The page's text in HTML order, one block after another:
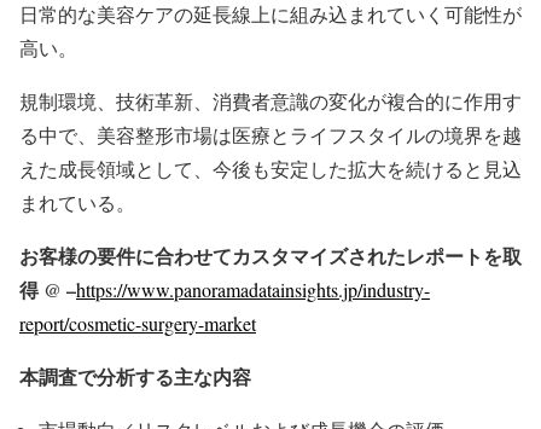
日常的な美容ケアの延長線上に組み込まれていく可能性が
高い。
規制環境、技術革新、消費者意識の変化が複合的に作用す
る中で、美容整形市場は医療とライフスタイルの境界を越
えた成長領域として、今後も安定した拡大を続けると見込
まれている。
お客様の要件に合わせてカスタマイズされたレポートを取
得 @ –https://www.panoramadatainsights.jp/industry-
report/cosmetic-surgery-market
本調査で分析する主な内容